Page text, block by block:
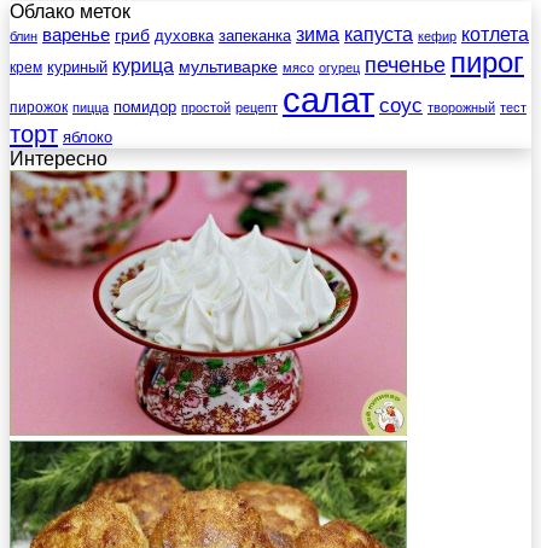
Облако меток
блин варенье гриб духовка запеканка зима капуста кефир котлета
крем куриный курица мультиварке мясо огурец печенье пирог
пирожок пицца помидор простой рецепт салат соус творожный тест
торт яблоко
Интересно